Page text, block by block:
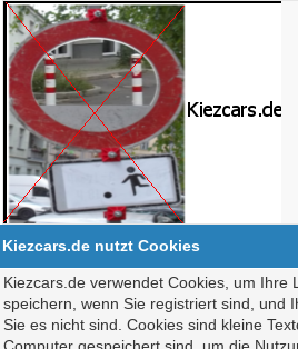
Kiezcars.de nutzt Cookies
Kiezcars.de verwendet Cookies, um Ihre
speichern, wenn Sie registriert sind, und
Sie es nicht sind. Cookies sind kleine